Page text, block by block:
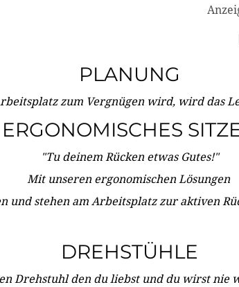
PLANUNG
zum Vergnügen wird, wird das
ERGONOMISCHES
"Tu deinem Rücken etwas Gutes!"
Mit unseren ergonomischen Lösungen
und stehen am Arbeitsplatz zur aktiven
DREHSTÜHLE
Drehstuhl den du liebst und du wirst nie